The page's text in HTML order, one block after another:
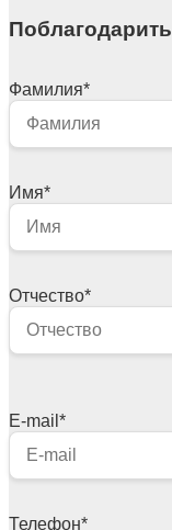
Поблагодарить
Фамилия*
Имя*
Отчество*
E-mail *
Телефон*